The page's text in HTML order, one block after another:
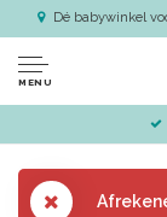
Dé babywinkel
MENU